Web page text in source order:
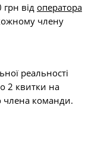
від оператора
члену
реальності
2 квитки на
члена команди.